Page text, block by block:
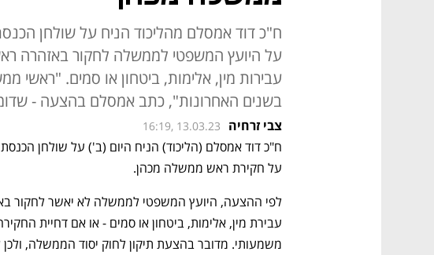
ח"כ דוד אמסלם מהליכוד הניח על שולחן
על היועץ המשפטי לממשלה לחקור באזהרה
עבירות מין, אלימות, ביטחון או סמים. "ראשי
בשנים האחרונות", כתב אמסלם בהצעה - שדומה
צבי זרחיה 16:19, 13.03.23
על חקירת ראש ממשלה מכהן.